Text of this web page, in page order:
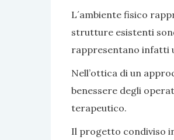
L´ambiente fisico
strutture esistenti
rappresentano infatti
Nell’ottica di un
benessere degli
terapeutico.
Il progetto condiviso